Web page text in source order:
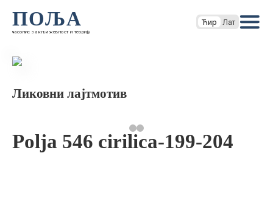
ПОЉА
часопис за књижевност и теорију
Ћир Лат
Ликовни лајтмотив
Polja 546 cirilica-199-204